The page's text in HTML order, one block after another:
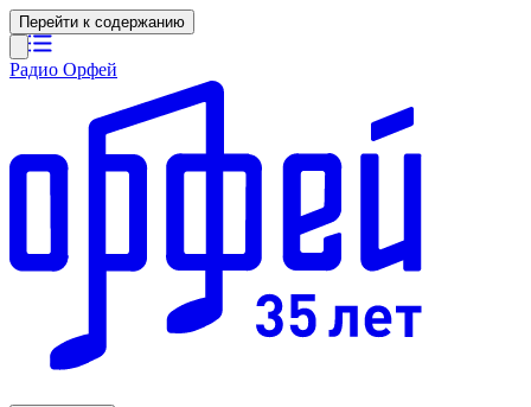
Перейти к содержанию
Радио Орфей